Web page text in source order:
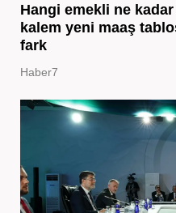
Hangi emekli ne
kalem yeni maaş
fark
Haber7